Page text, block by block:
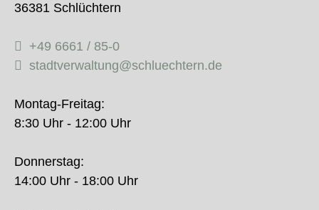
36381 Schlüchtern
+49 6661 / 85-0
stadtverwaltung@schluechtern.de
Montag-Freitag:
8:30 Uhr - 12:00 Uhr
Donnerstag:
14:00 Uhr - 18:00 Uhr